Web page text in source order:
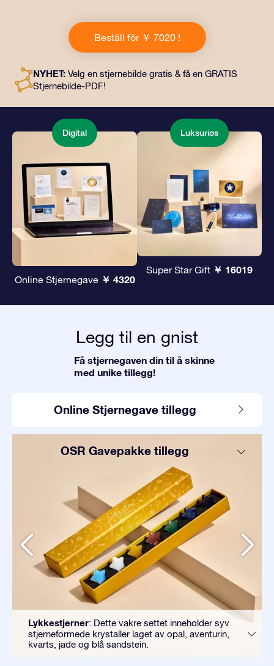
gaven inkluderer en vakker konvolutt og personlige
dokumenter som kan sendes til en adresse etter eget
valg, samt digitale dokumenter og gratis bruk av våre
til venner og kjære på.
Beställ för ￥ 7020 !
NYHET: Velg en stjernebilde gratis & få en GRATIS
Stjernebilde-PDF!
Digital
Online Stjernegave ￥ 4320
Luksuriøs
Super Star Gift ￥ 16019
Legg til en gnist
Få stjernegaven din til å skinne
med unike tillegg!
Online Stjernegave tillegg
OSR Gavepakke tillegg
Lykkestjerner: Dette vakre settet inneholder syv
stjerneformede krystaller laget av opal, aventurin,
kvarts, jade og blå sandstein.